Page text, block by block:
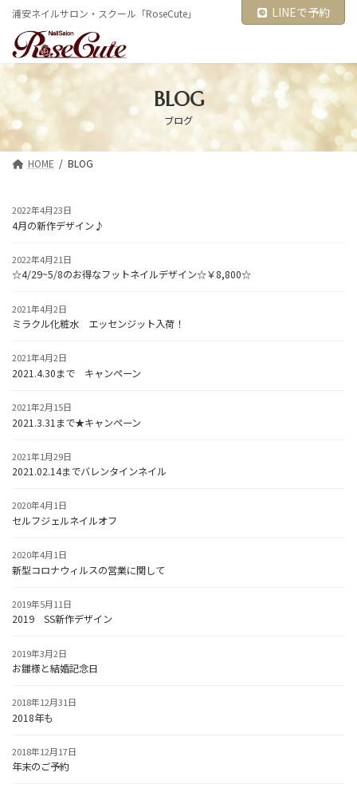
ツ
キ
ッ
シ
に
移
浦安ネイルサロン・スクール「RoseCute」 LINEで予約
BLOG
ブログ
HOME BLOG
2022年4月23日
4月の新作デザイン♪
2022年4月21日
☆4/29~5/8のお得なフットネイルデザイン☆￥8,800☆
2021年4月2日
ミラクル化粧水 エッセンジット入荷！
2021年4月2日
2021.4.30まで キャンペーン
2021年2月15日
2021.3.31まで★キャンペーン
2021年1月29日
2021.02.14までバレンタインネイル
2020年4月1日
セルフジェルネイルオフ
2020年4月1日
新型コロナウィルスの営業に関して
2019年5月11日
2019 SS新作デザイン
2019年3月2日
お雛様と結婚記念日
2018年12月31日
2018年も
2018年12月17日
年末のご予約